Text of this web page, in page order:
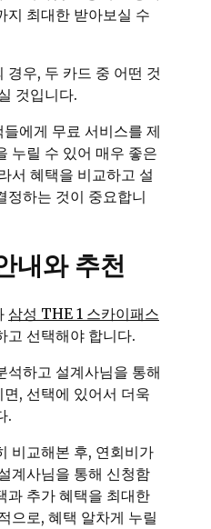
지 최대한 받아보실 수
경우, 두 카드 중 어떤 것
것입니다.
에게 무료 서비스를 제
누릴 수 있어 매우 좋은
서 혜택을 비교하고 설
정하는 것이 중요합니
내와 추천
삼성 THE 1 스카이패스
고 선택해야 합니다.
석하고 설계사님을 통해
, 선택에 있어서 더욱
.
비교해본 후, 연회비가
계사님을 통해 신청함
과 추가 혜택을 최대한
으로, 혜택 알차게 누릴